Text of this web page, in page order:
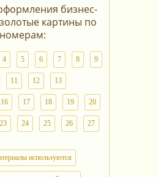
бизнес-
картины по
номерам:
4 5 6 7 8 9
11 12 13
16 17 18 19 20
23 24 25 26 27
используются